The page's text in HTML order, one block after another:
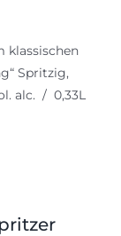
klassischen
Spritzig,
alc. / 0,33L